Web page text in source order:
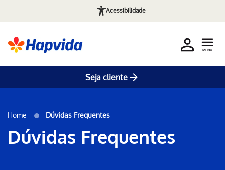
Acessibilidade
Seja cliente
MENU
Home Dúvidas Frequentes
Dúvidas Frequentes